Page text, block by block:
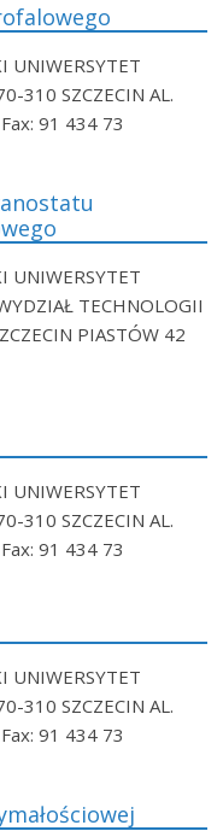
UNIWERSYTET
310 SZCZECIN AL.
91 434 73
UNIWERSYTET
TECHNOLOGII
PIASTÓW 42
UNIWERSYTET
310 SZCZECIN AL.
91 434 73
UNIWERSYTET
310 SZCZECIN AL.
91 434 73